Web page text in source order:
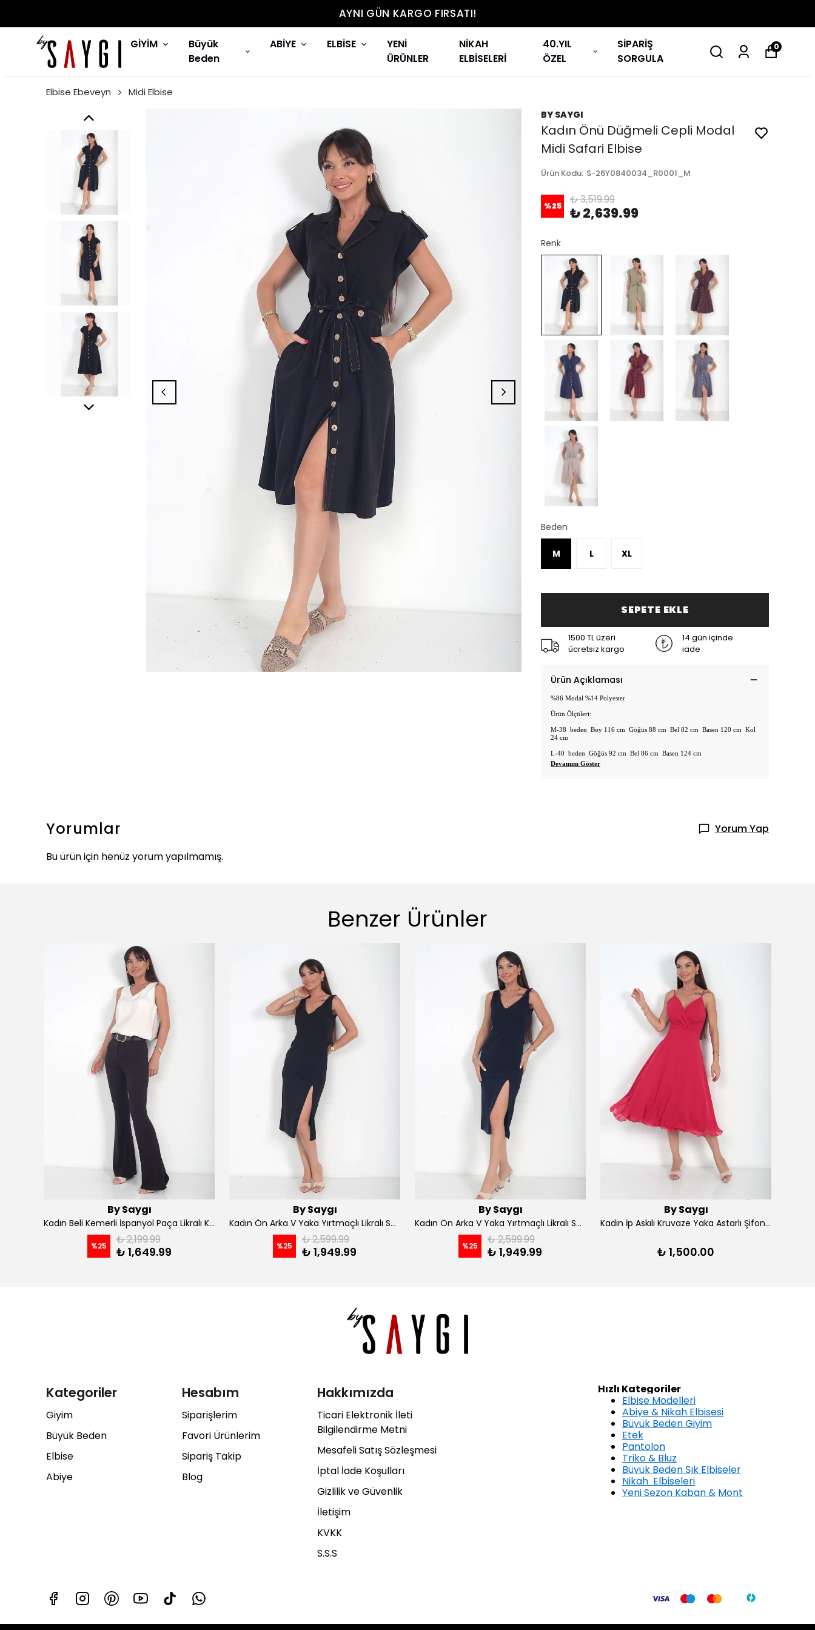
AYNI GÜN KARGO FIRSATI!
GİYİM
Büyük
Beden
ABİYE ELBİSE
YENİ
ÜRÜNLER
NİKAH
ELBİSELERİ
40.YIL
ÖZEL
SİPARİŞ
SORGULA
0
Elbise Ebeveyn Midi Elbise
BY SAYGI
Kadın Önü Düğmeli Cepli Modal
Midi Safari Elbise
Ürün Kodu: S-26Y0840034_R0001_M
%25 ₺ 3,519.99
₺ 2,639.99
Renk
Beden
M L XL
SEPETE EKLE
1500 TL üzeri
ücretsiz kargo
14 gün içinde
iade
Ürün Açıklaması
%86 Modal %14 Polyester
Ürün Ölçüleri:
M-38 beden Boy 116 cm Göğüs 88 cm Bel 82 cm Basen 120 cm Kol
24 cm
L-40 beden Göğüs 92 cm Bel 86 cm Basen 124 cm
Devamını Göster
Yorumlar
Yorum Yap
Bu ürün için henüz yorum yapılmamış.
Benzer Ürünler
By Saygı
Kadın Beli Kemerli İspanyol Paça Likralı Krep Pantolon - Kahve
%25 ₺ 2,199.99
₺ 1,649.99
By Saygı
Kadın Ön Arka V Yaka Yırtmaçlı Likralı Scuba Midi Elbise - Siyah
%25 ₺ 2,599.99
₺ 1,949.99
By Saygı
Kadın Ön Arka V Yaka Yırtmaçlı Likralı Scuba Midi Elbise - Lacivert
%25 ₺ 2,599.99
₺ 1,949.99
By Saygı
Kadın İp Askılı Kruvaze Yaka Astarlı Şifon Kloş Midi Elbise - Kırmızı
₺ 1,500.00
Kategoriler
Giyim
Büyük Beden
Elbise
Abiye
Hesabım
Siparişlerim
Favori Ürünlerim
Sipariş Takip
Blog
Hakkımızda
Ticari Elektronik İleti
Bilgilendirme Metni
Mesafeli Satış Sözleşmesi
İptal İade Koşulları
Gizlilik ve Güvenlik
İletişim
KVKK
S.S.S
Hızlı Kategoriler
Elbise Modelleri
Abiye & Nikah Elbisesi
Büyük Beden Giyim
Etek
Pantolon
Triko & Bluz
Büyük Beden Şık Elbiseler
Nikah Elbiseleri
Yeni Sezon Kaban & Mont